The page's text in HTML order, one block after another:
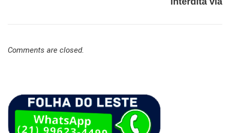
Comments are closed.